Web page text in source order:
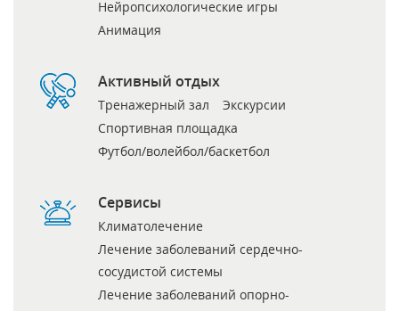
Нейропсихологические игры
Анимация
Активный отдых
Тренажерный зал
Экскурсии
Спортивная площадка
Футбол/волейбол/баскетбол
Сервисы
Климатолечение
Лечение заболеваний сердечно-
сосудистой системы
Лечение заболеваний опорно-